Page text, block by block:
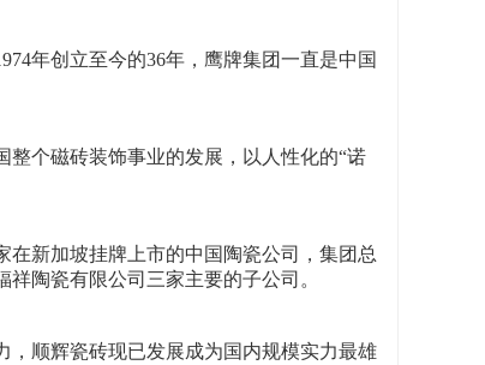
年创立至今的36年，鹰牌集团一直是中国
整个磁砖装饰事业的发展，以人性化的“诺
新加坡挂牌上市的中国陶瓷公司，集团总
陶瓷有限公司三家主要的子公司。
，顺辉瓷砖现已发展成为国内规模实力最雄